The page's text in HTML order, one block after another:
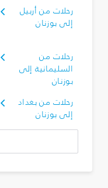
رحلات من أربيل
إلى بوزنان
رحلات من
السليمانية‎ إلى
بوزنان
رحلات من بغداد
إلى بوزنان